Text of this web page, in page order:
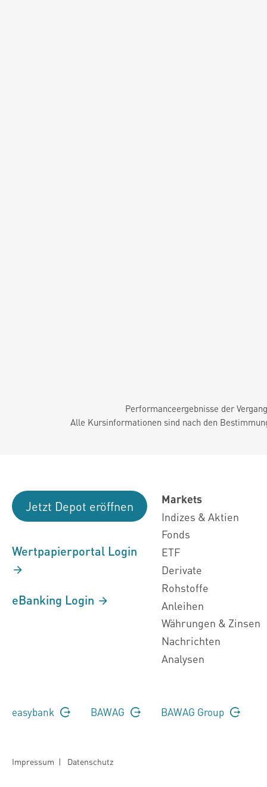
Performanceergebnisse der
Alle Kursinformationen sind nach den
Jetzt Depot eröffnen
Wertpapierportal Login
eBanking Login
Markets
Indizes & Aktien
Fonds
ETF
Derivate
Rohstoffe
Anleihen
Währungen & Zinsen
Nachrichten
Analysen
easybank BAWAG BAWAG Group
Impressum | Datenschutz